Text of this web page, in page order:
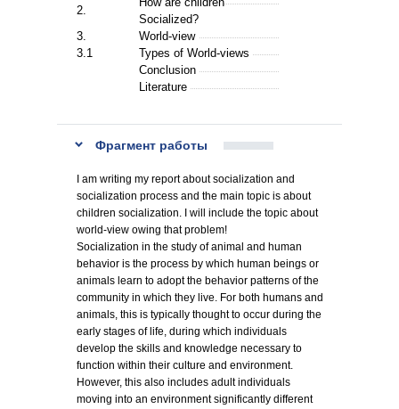
2.
Socialized?
3.
World-view
3.1
Types of World-views
Conclusion
Literature
Фрагмент работы
I am writing my report about socialization and
socialization process and the main topic is about
children socialization. I will include the topic about
world-view owing that problem!
Socialization in the study of animal and human
behavior is the process by which human beings or
animals learn to adopt the behavior patterns of the
community in which they live. For both humans and
animals, this is typically thought to occur during the
early stages of life, during which individuals
develop the skills and knowledge necessary to
function within their culture and environment.
However, this also includes adult individuals
moving into an environment significantly different